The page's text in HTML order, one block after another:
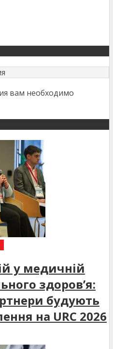
вам необходимо
у медичній
здоров’я:
будують
на URC 2026